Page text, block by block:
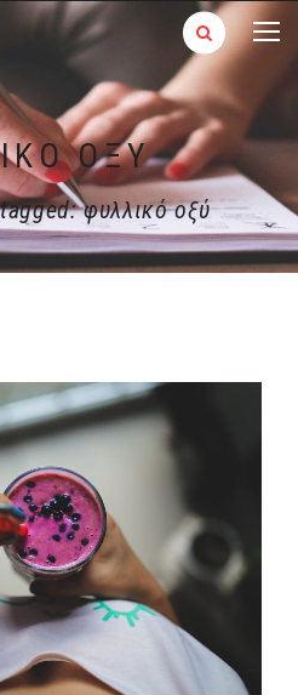
ΟΞΎ
φυλλικό οξύ